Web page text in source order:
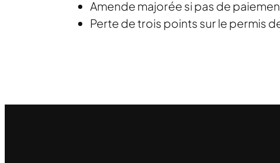
Amende majorée si pas de
Perte de trois points sur le permis